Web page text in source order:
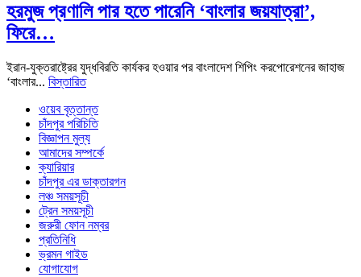
হরমুজ প্রণালি পার হতে পারেনি ‘বাংলার জয়যাত্রা’,
ফিরে…
ইরান-যুক্তরাষ্ট্রের যুদ্ধবিরতি কার্যকর হওয়ার পর বাংলাদেশ শিপিং করপোরেশনের জাহাজ
‘বাংলার... বিস্তারিত
ওয়েব বৃত্তান্ত
চাঁদপুর পরিচিতি
বিজ্ঞাপন মুল্য
আমাদের সম্পর্কে
ক্যারিয়ার
চাঁদপুর এর ডাক্তারগন
লঞ্চ সময়সূচী
ট্রেন সময়সূচী
জরুরী ফোন নম্বর
প্রতিনিধি
ভ্রমন গাইড
যোগাযোগ